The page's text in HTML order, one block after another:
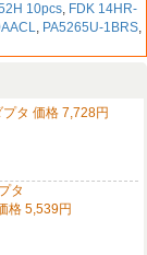
10pcs, FDK 14HR-
, PA5265U-1BRS,
タ 価格 7,728円
タ
格 5,539円